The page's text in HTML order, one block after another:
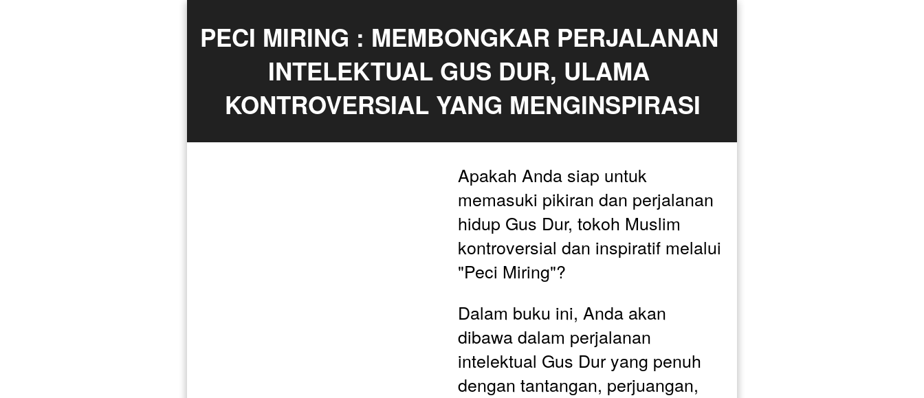
PECI MIRING : MEMBONGKAR PERJALANAN
INTELEKTUAL GUS DUR, ULAMA
KONTROVERSIAL YANG MENGINSPIRASI
Apakah Anda siap untuk
memasuki pikiran dan perjalanan
hidup Gus Dur, tokoh Muslim
kontroversial dan inspiratif melalui
"Peci Miring"?
Dalam buku ini, Anda akan
dibawa dalam perjalanan
intelektual Gus Dur yang penuh
dengan tantangan, perjuangan,